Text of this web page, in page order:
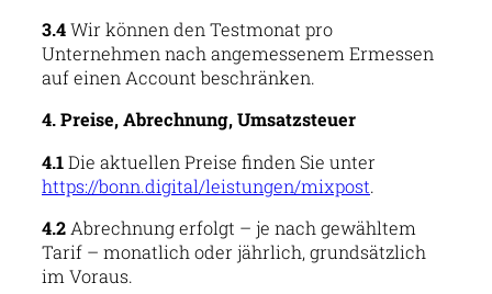
3.4Wir können den Testmonat pro
Unternehmen nach angemessenem Ermessen
auf einen Account beschränken.
4. Preise, Abrechnung, Umsatzsteuer
4.1Die aktuellen Preise finden Sie unter
https://bonn.digital/leistungen/mixpost.
4.2 Abrechnung erfolgt – je nach gewähltem
Tarif – monatlich oder jährlich, grundsätzlich
im Voraus.